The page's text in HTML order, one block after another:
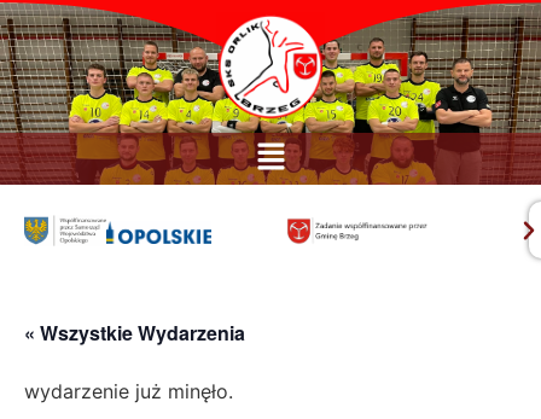
« Wszystkie Wydarzenia
wydarzenie już minęło.